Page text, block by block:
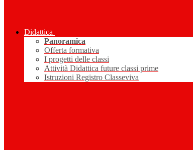
Didattica
Panoramica
Offerta formativa
I progetti delle classi
Attività Didattica future classi prime
Istruzioni Registro Classeviva